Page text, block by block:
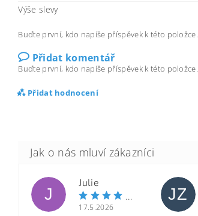
Výše slevy
Buďte první, kdo napíše příspěvek k této položce.
Přidat komentář
Buďte první, kdo napíše příspěvek k této položce.
Přidat hodnocení
J
Julie
17.5.2026
JZ